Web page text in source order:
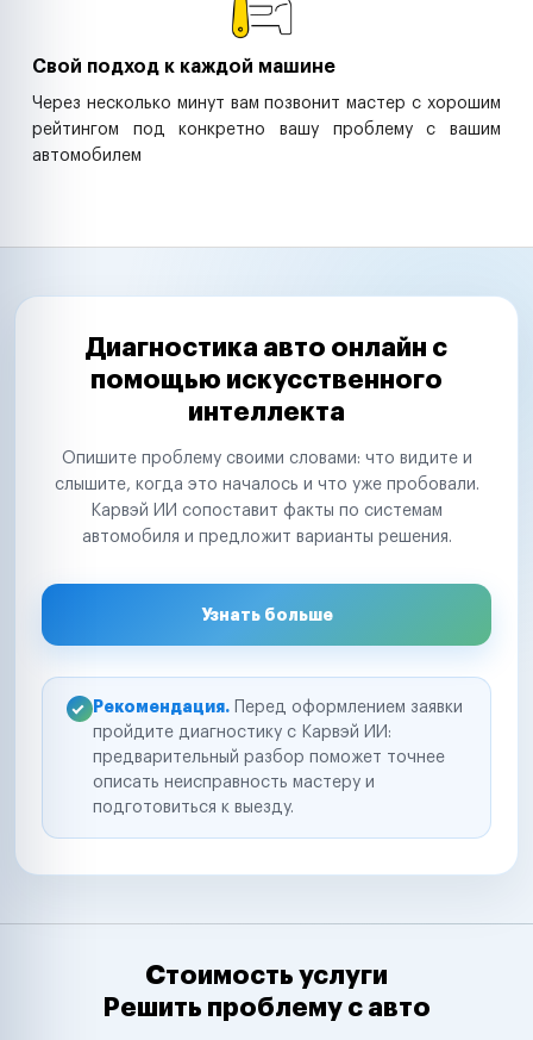
Свой подход к каждой машине
Через несколько минут вам позвонит мастер с хорошим
рейтингом под конкретно вашу проблему с вашим
автомобилем
Диагностика авто онлайн с
помощью искусственного
интеллекта
Опишите проблему своими словами: что видите и
слышите, когда это началось и что уже пробовали.
Карвэй ИИ сопоставит факты по системам
автомобиля и предложит варианты решения.
Узнать больше
Рекомендация. Перед оформлением заявки
пройдите диагностику с Карвэй ИИ:
предварительный разбор поможет точнее
описать неисправность мастеру и
подготовиться к выезду.
Стоимость услуги
Решить проблему с авто